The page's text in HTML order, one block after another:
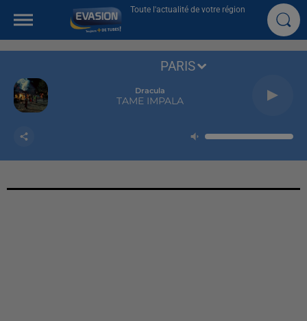
Toute l'actualité de votre région
Dracula
TAME IMPALA
PARIS